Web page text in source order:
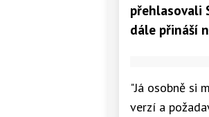
přehlasovali
dále přináší
"Já osobně si
verzí a